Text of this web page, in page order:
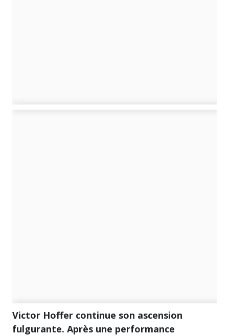
Victor Hoffer continue son ascension
fulgurante. Après une performance